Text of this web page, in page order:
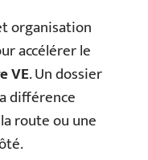
organisation
accélérer le
VE. Un dossier
différence
route ou une